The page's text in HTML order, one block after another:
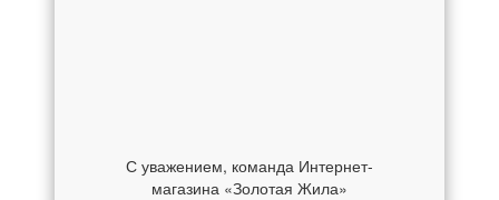
С уважением, команда Интернет-
магазина «Золотая Жила»